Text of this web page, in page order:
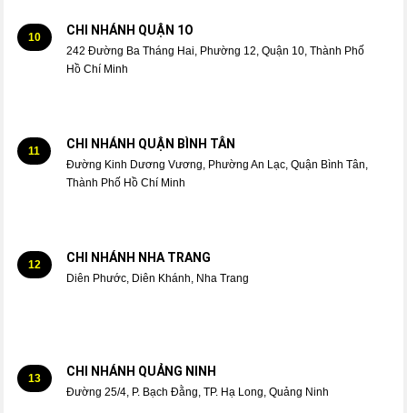
10 CHI NHÁNH QUẬN 1O
242 Đường Ba Tháng Hai, Phường 12, Quận 10, Thành Phố
Hồ Chí Minh
11 CHI NHÁNH QUẬN BÌNH TÂN
Đường Kinh Dương Vương, Phường An Lạc, Quận Bình Tân,
Thành Phố Hồ Chí Minh
12 CHI NHÁNH NHA TRANG
Diên Phước, Diên Khánh, Nha Trang
13 CHI NHÁNH QUẢNG NINH
Đường 25/4, P. Bạch Đằng, TP. Hạ Long, Quảng Ninh